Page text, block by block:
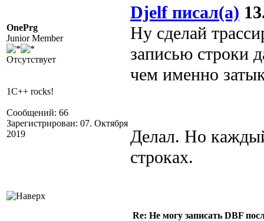
OnePrg
Junior Member
Отсутствует
1C++ rocks!
Сообщений: 66
Зарегистрирован: 07. Октября
2019
Djelf писал(а)
Ну сделай
записью строки
чем именно
Делал. Но
строках.
Re: Не могу записать DBF